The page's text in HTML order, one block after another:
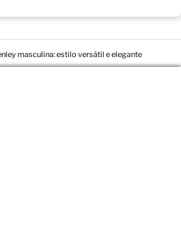
masculina: estilo versátil e elegante